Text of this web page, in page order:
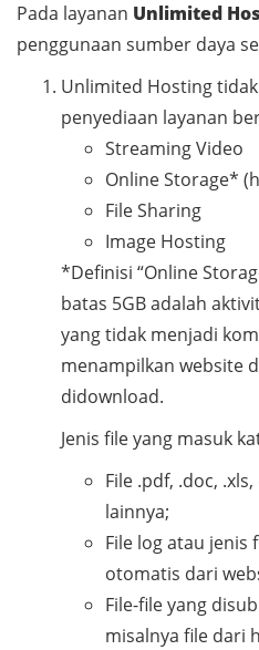
Pada layanan Unlimited
penggunaan sumber daya
Unlimited Hosting
penyediaan layanan
Streaming Video
Online Storage*
File Sharing
Image Hosting
*Definisi “Online
batas 5GB adalah
yang tidak menjadi
menampilkan website
didownload.
Jenis file yang masuk
File .pdf, .doc,
lainnya;
File log atau jenis
otomatis dari
File-file yang
misalnya file dari